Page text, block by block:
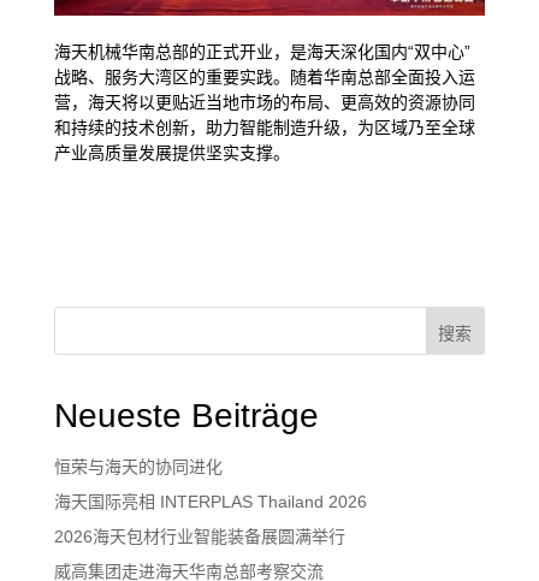
海天机械华南总部的正式开业，是海天深化国内“双中心”
战略、服务大湾区的重要实践。随着华南总部全面投入运
营，海天将以更贴近当地市场的布局、更高效的资源协同
和持续的技术创新，助力智能制造升级，为区域乃至全球
产业高质量发展提供坚实支撑。
搜索
Neueste Beiträge
恒荣与海天的协同进化
海天国际亮相 INTERPLAS Thailand 2026
2026海天包材行业智能装备展圆满举行
威高集团走进海天华南总部考察交流